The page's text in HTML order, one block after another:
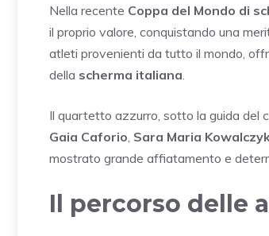
Nella recente Coppa del Mondo di
il proprio valore, conquistando una
atleti provenienti da tutto il mondo,
della scherma italiana
Il quartetto azzurro, sotto la guida del
Gaia Caforio Sara Maria
mostrato grande affiatamento e
Il percorso delle